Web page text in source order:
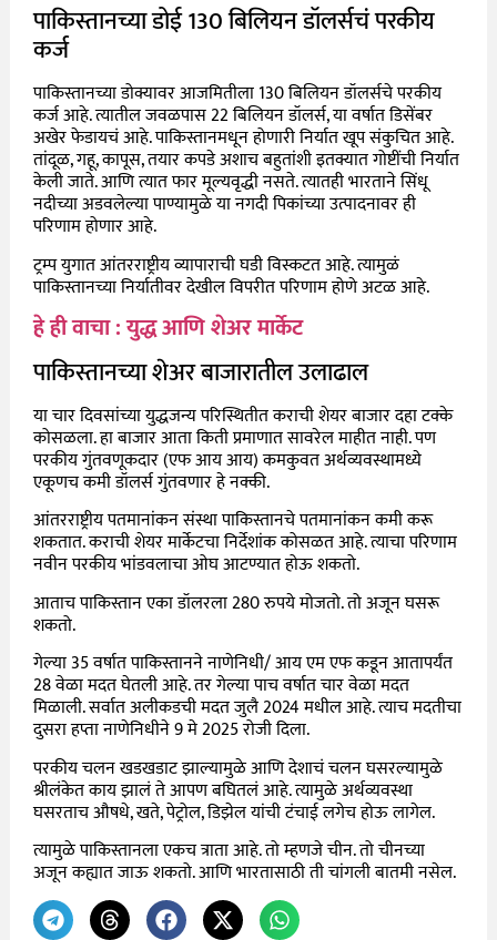
पाकिस्तानच्या डोई 130 बिलियन डॉलर्सचं परकीय
कर्ज
पाकिस्तानच्या डोक्यावर आजमितीला 130 बिलियन डॉलर्सचे परकीय
कर्ज आहे. त्यातील जवळपास 22 बिलियन डॉलर्स, या वर्षात डिसेंबर
अखेर फेडायचं आहे. पाकिस्तानमधून होणारी निर्यात खूप संकुचित आहे.
तांदूळ, गहू, कापूस, तयार कपडे अशाच बहुतांशी इतक्यात गोष्टींची निर्यात
केली जाते. आणि त्यात फार मूल्यवृद्धी नसते. त्यातही भारताने सिंधू
नदीच्या अडवलेल्या पाण्यामुळे या नगदी पिकांच्या उत्पादनावर ही
परिणाम होणार आहे.
ट्रम्प युगात आंतरराष्ट्रीय व्यापाराची घडी विस्कटत आहे. त्यामुळं
पाकिस्तानच्या निर्यातीवर देखील विपरीत परिणाम होणे अटळ आहे.
हे ही वाचा : युद्ध आणि शेअर मार्केट
पाकिस्तानच्या शेअर बाजारातील उलाढाल
या चार दिवसांच्या युद्धजन्य परिस्थितीत कराची शेयर बाजार दहा टक्के
कोसळला. हा बाजार आता किती प्रमाणात सावरेल माहीत नाही. पण
परकीय गुंतवणूकदार (एफ आय आय) कमकुवत अर्थव्यवस्थामध्ये
एकूणच कमी डॉलर्स गुंतवणार हे नक्की.
आंतरराष्ट्रीय पतमानांकन संस्था पाकिस्तानचे पतमानांकन कमी करू
शकतात. कराची शेयर मार्केटचा निर्देशांक कोसळत आहे. त्याचा परिणाम
नवीन परकीय भांडवलाचा ओघ आटण्यात होऊ शकतो.
आताच पाकिस्तान एका डॉलरला 280 रुपये मोजतो. तो अजून घसरू
शकतो.
गेल्या 35 वर्षात पाकिस्तानने नाणेनिधी/ आय एम एफ कडून आतापर्यंत
28 वेळा मदत घेतली आहे. तर गेल्या पाच वर्षात चार वेळा मदत
मिळाली. सर्वात अलीकडची मदत जुलै 2024 मधील आहे. त्याच मदतीचा
दुसरा हप्ता नाणेनिधीने 9 मे 2025 रोजी दिला.
परकीय चलन खडखडाट झाल्यामुळे आणि देशाचं चलन घसरल्यामुळे
श्रीलंकेत काय झालं ते आपण बघितलं आहे. त्यामुळे अर्थव्यवस्था
घसरताच औषधे, खते, पेट्रोल, डिझेल यांची टंचाई लगेच होऊ लागेल.
त्यामुळे पाकिस्तानला एकच त्राता आहे. तो म्हणजे चीन. तो चीनच्या
अजून कह्यात जाऊ शकतो. आणि भारतासाठी ती चांगली बातमी नसेल.